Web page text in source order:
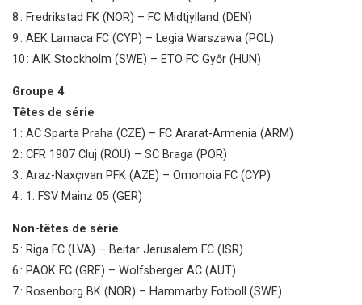
8 : Fredrikstad FK (NOR) – FC Midtjylland (DEN)
9 : AEK Larnaca FC (CYP) – Legia Warszawa (POL)
10 : AIK Stockholm (SWE) – ETO FC Győr (HUN)
Groupe 4
Têtes de série
1 : AC Sparta Praha (CZE) – FC Ararat-Armenia (ARM)
2 : CFR 1907 Cluj (ROU) – SC Braga (POR)
3 : Araz-Naxçıvan PFK (AZE) – Omonoia FC (CYP)
4 : 1. FSV Mainz 05 (GER)
Non-têtes de série
5 : Riga FC (LVA) – Beitar Jerusalem FC (ISR)
6 : PAOK FC (GRE) – Wolfsberger AC (AUT)
7 : Rosenborg BK (NOR) – Hammarby Fotboll (SWE)